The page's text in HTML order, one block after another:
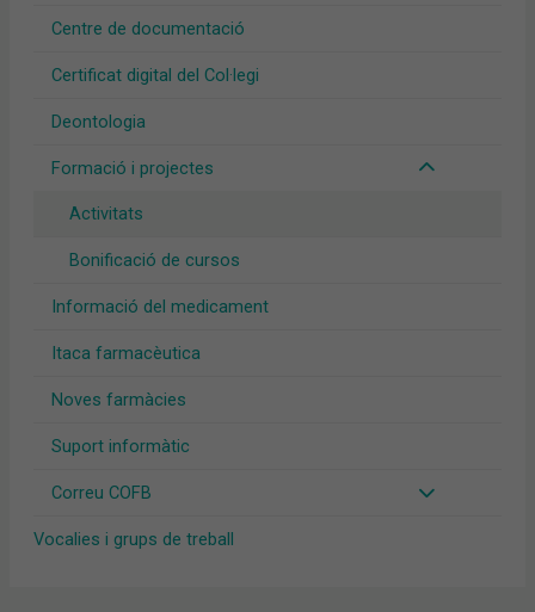
Centre de documentació
Certificat digital del Col·legi
Deontologia
Formació i projectes
Activitats
Bonificació de cursos
Informació del medicament
Itaca farmacèutica
Noves farmàcies
Suport informàtic
Correu COFB
Vocalies i grups de treball